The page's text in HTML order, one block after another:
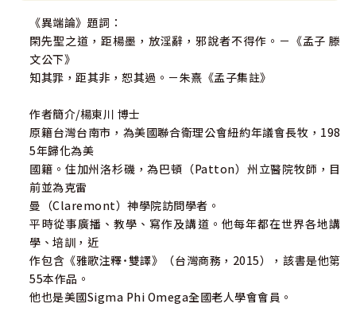
《異端論》題詞：
閑先聖之道，距楊墨，放淫辭，邪說者不得作。－《孟子 滕
文公下》
知其罪，距其非，恕其過。－朱熹《孟子集註》
作者簡介/楊東川 博士
原籍台灣台南市，為美國聯合衛理公會紐約年議會長牧，198
5年歸化為美
國籍。住加州洛杉磯，為巴頓（Patton）州立醫院牧師，目
前並為克雷
曼（Claremont）神學院訪問學者。
平時從事廣播、教學、寫作及講道。他每年都在世界各地講
學、培訓，近
作包含《雅歌注釋˙雙譯》（台灣商務，2015），該書是他第
55本作品。
他也是美國Sigma Phi Omega全國老人學會會員。